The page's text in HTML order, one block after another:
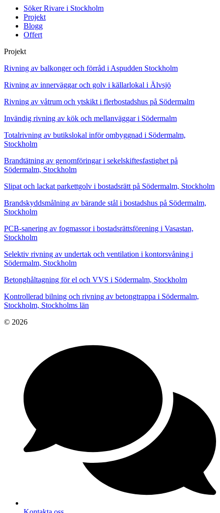
Söker Rivare i Stockholm
Projekt
Blogg
Offert
Projekt
Rivning av balkonger och förråd i Aspudden Stockholm
Rivning av innerväggar och golv i källarlokal i Älvsjö
Rivning av våtrum och ytskikt i flerbostadshus på Södermalm
Invändig rivning av kök och mellanväggar i Södermalm
Totalrivning av butikslokal inför ombyggnad i Södermalm,
Stockholm
Brandtätning av genomföringar i sekelskiftesfastighet på
Södermalm, Stockholm
Slipat och lackat parkettgolv i bostadsrätt på Södermalm, Stockholm
Brandskyddsmålning av bärande stål i bostadshus på Södermalm,
Stockholm
PCB-sanering av fogmassor i bostadsrättsförening i Vasastan,
Stockholm
Selektiv rivning av undertak och ventilation i kontorsvåning i
Södermalm, Stockholm
Betonghåltagning för el och VVS i Södermalm, Stockholm
Kontrollerad bilning och rivning av betongtrappa i Södermalm,
Stockholm, Stockholms län
© 2026